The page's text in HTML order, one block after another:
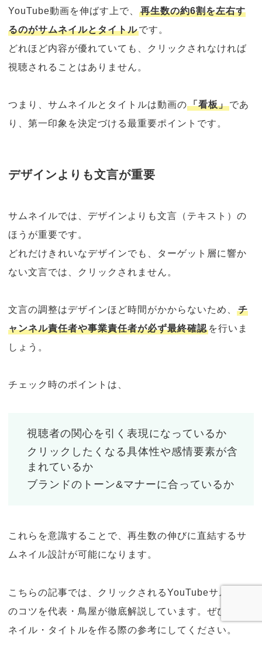
YouTube動画を伸ばす上で、再生数の約6割を左右す
るのがサムネイルとタイトルです。
どれほど内容が優れていても、クリックされなければ
視聴されることはありません。
つまり、サムネイルとタイトルは動画の「看板」であ
り、第一印象を決定づける最重要ポイントです。
デザインよりも文言が重要
サムネイルでは、デザインよりも文言（テキスト）の
ほうが重要です。
どれだけきれいなデザインでも、ターゲット層に響か
ない文言では、クリックされません。
文言の調整はデザインほど時間がかからないため、チ
ャンネル責任者や事業責任者が必ず最終確認 を行いま
しょう。
チェック時のポイントは、
視聴者の関心を引く表現になっているか
クリックしたくなる具体性や感情要素が含
まれているか
ブランドのトーン&マナーに合っているか
これらを意識することで、再生数の伸びに直結するサ
ムネイル設計が可能になります。
こちらの記事では、クリックされるYouTubeサムネ19
のコツを代表・鳥屋が徹底解説しています。ぜひサム
ネイル・タイトルを作る際の参考にしてください。